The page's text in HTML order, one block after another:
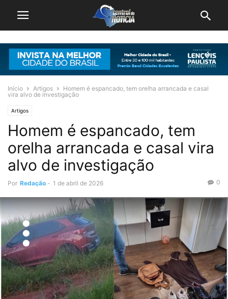
Início Artigos
Homem é espancado, tem orelha arrancada e casal
vira alvo de investigação
Artigos
Homem é espancado, tem
orelha arrancada e casal vira
alvo de investigação
Por Redação - 1 de abril de 2026 0